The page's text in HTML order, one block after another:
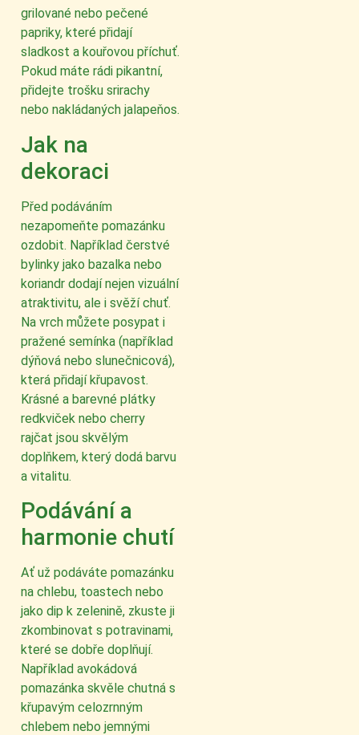
grilované nebo pečené
papriky, které přidají
sladkost a kouřovou příchuť.
Pokud máte rádi pikantní,
přidejte trošku srirachy
nebo nakládaných jalapeňos.
Jak na
dekoraci
Před podáváním
nezapomeňte pomazánku
ozdobit. Například čerstvé
bylinky jako bazalka nebo
koriandr dodají nejen vizuální
atraktivitu, ale i svěží chuť.
Na vrch můžete posypat i
pražené semínka (například
dýňová nebo slunečnicová),
která přidají křupavost.
Krásné a barevné plátky
redkviček nebo cherry
rajčat jsou skvělým
doplňkem, který dodá barvu
a vitalitu.
Podávání a
harmonie chutí
Ať už podáváte pomazánku
na chlebu, toastech nebo
jako dip k zelenině, zkuste ji
zkombinovat s potravinami,
které se dobře doplňují.
Například avokádová
pomazánka skvěle chutná s
křupavým celozrnným
chlebem nebo jemnými